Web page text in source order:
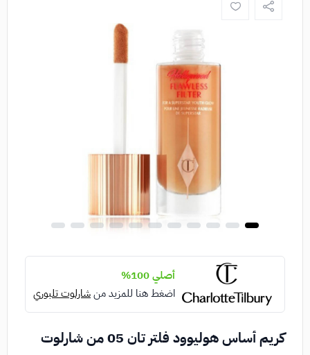
أصلي 100%
اضغط هنا للمزيد منشارلوت تلبوري
كريم أساس هوليوود فلتر تان 05 من شارلوت